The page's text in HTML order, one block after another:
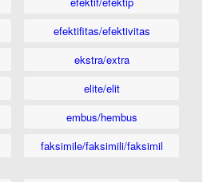
efektifitas/efektivitas
ekstra/extra
elite/elit
embus/hembus
faksimile/faksimili/faksimil